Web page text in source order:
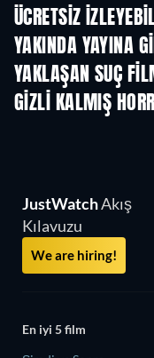
ÜCRETSIZ
YAKINDA YAYINA
YAKLAŞAN SUÇ
GIZLI KALMIŞ
JustWatchAkış
Kılavuzu
We are hiring!
En iyi 5 film